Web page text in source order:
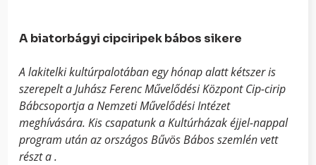
A biatorbágyi cipciripek bábos sikere
A lakitelki kultúrpalotában egy hónap alatt kétszer is
szerepelt a Juhász Ferenc Művelődési Központ Cip-cirip
Bábcsoportja a Nemzeti Művelődési Intézet
meghívására. Kis csapatunk a Kultúrházak éjjel-nappal
program után az országos Bűvös Bábos szemlén vett
részt a .